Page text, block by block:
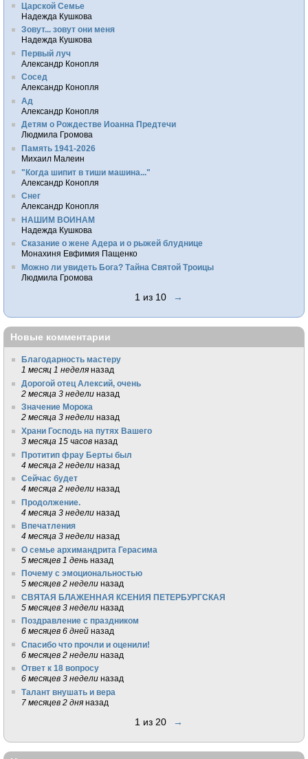
Царской Семье
Надежда Кушкова
Зовут... зовут они меня
Надежда Кушкова
Первый луч
Александр Конопля
Сосед
Александр Конопля
Ад
Александр Конопля
Детям о Рождестве Иоанна Предтечи
Людмила Громова
Память 1941-2026
Михаил Малеин
"Когда шипит в тиши машина..."
Александр Конопля
Снег
Александр Конопля
НАШИМ ВОИНАМ
Надежда Кушкова
Сказание о жене Адера и о рыжей блуднице
Монахиня Евфимия Пащенко
Можно ли увидеть Бога? Тайна Святой Троицы
Людмила Громова
1 из 10 →
Новые комментарии
Благодарность мастеру
1 месяц 1 неделя назад
Дорогой отец Алексий, очень
2 месяца 3 недели назад
Значение Морока
2 месяца 3 недели назад
Храни Господь на путях Вашего
3 месяца 15 часов назад
Протитип фрау Берты был
4 месяца 2 недели назад
Сейчас будет
4 месяца 2 недели назад
Продолжение.
4 месяца 3 недели назад
Впечатления
4 месяца 3 недели назад
О семье архимандрита Герасима
5 месяцев 1 день назад
Почему с эмоциональностью
5 месяцев 2 недели назад
СВЯТАЯ БЛАЖЕННАЯ КСЕНИЯ ПЕТЕРБУРГСКАЯ
5 месяцев 3 недели назад
Поздравление с праздником
6 месяцев 6 дней назад
Спасибо что прочли и оценили!
6 месяцев 2 недели назад
Ответ к 18 вопросу
6 месяцев 3 недели назад
Талант внушать и вера
7 месяцев 2 дня назад
1 из 20 →